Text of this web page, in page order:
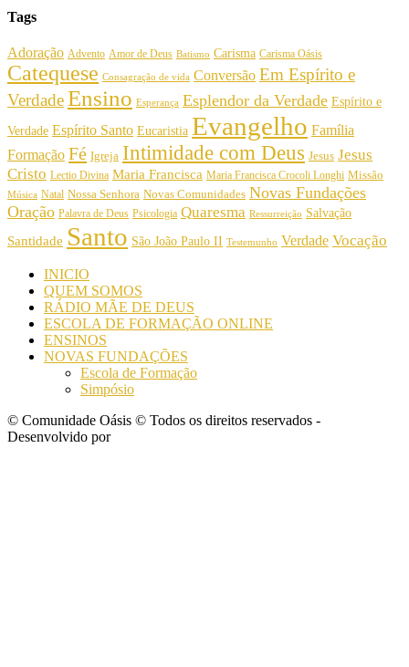
Tags
Adoração Advento Amor de Deus Batismo Carisma Carisma Oásis
Catequese Consagração de vida Conversão Em Espírito e
VerdadeEnsino Esperança Esplendor da Verdade Espírito e
Verdade Espírito Santo Eucaristia Evangelho Família
Formação Fé Igreja Intimidade com Deus Jesus Jesus
Cristo Lectio Divina Maria Francisca Maria Francisca Crocoli Longhi Missão
Música Natal Nossa Senhora Novas Comunidades Novas Fundações
Oração Palavra de Deus Psicologia Quaresma Ressurreição Salvação
Santidade Santo São João Paulo II Testemunho Verdade Vocação
INICIO
QUEM SOMOS
RÁDIO MÃE DE DEUS
ESCOLA DE FORMAÇÃO ONLINE
ENSINOS
NOVAS FUNDAÇÕES
Escola de Formação
Simpósio
© Comunidade Oásis © Todos os direitos reservados -
Desenvolvido por